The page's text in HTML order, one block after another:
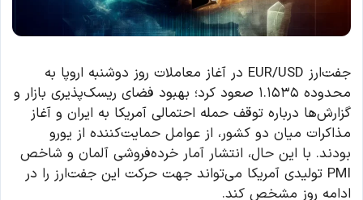
جفت‌ارز EUR/USD در آغاز معاملات روز دوشنبه اروپا به
محدوده ۱.۱۵۳۵ صعود کرد؛ بهبود فضای ریسک‌پذیری بازار و
گزارش‌ها درباره توقف حمله احتمالی آمریکا به ایران و آغاز
مذاکرات میان دو کشور، از عوامل حمایت‌کننده از یورو
بودند. با این حال، انتشار آمار خرده‌فروشی آلمان و شاخص
PMI تولیدی آمریکا می‌تواند جهت حرکت این جفت‌ارز را در
ادامه روز مشخص کند.